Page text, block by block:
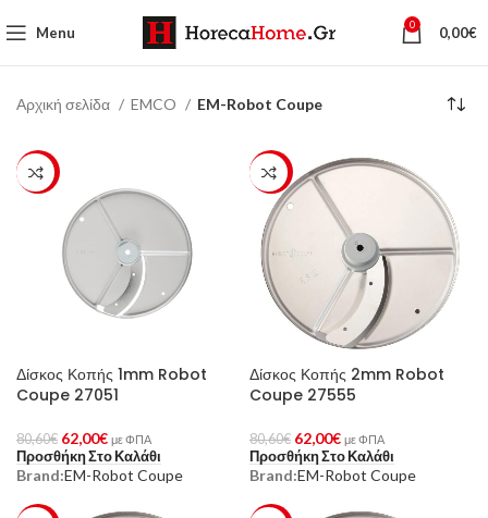
Menu 0 0,00€
Αρχική σελίδα EMCO EM-Robot Coupe
-23%
Δίσκος Κοπής 1mm Robot
Coupe 27051
80,60€ 62,00€ με ΦΠΑ
Προσθήκη Στο Καλάθι
Brand:EM-Robot Coupe
-23%
Δίσκος Κοπής 2mm Robot
Coupe 27555
80,60€ 62,00€ με ΦΠΑ
Προσθήκη Στο Καλάθι
Brand:EM-Robot Coupe